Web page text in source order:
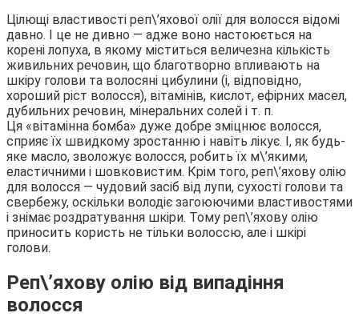
Цілющі властивості реп\’яхової олії для волосся відомі
давно. І це не дивно — адже воно настоюється на
корені лопуха, в якому міститься величезна кількість
живильних речовин, що благотворно впливають на
шкіру голови та волосяні цибулини (і, відповідно,
хороший ріст волосся), вітамінів, кислот, ефірних масел,
дубильних речовин, мінеральних солей і т. п.
Ця «вітамінна бомба» дуже добре зміцнює волосся,
сприяє їх швидкому зростанню і навіть лікує. І, як будь-
яке масло, зволожує волосся, робить їх м\’якими,
еластичними і шовковистим. Крім того, реп\’яхову олію
для волосся — чудовий засіб від лупи, сухості голови та
свербежу, оскільки володіє загоюючими властивостями
і знімає роздратування шкіри. Тому реп\’яхову олію
приносить користь не тільки волоссю, але і шкірі
голови.
Реп\’яхову олію від випадіння
волосся